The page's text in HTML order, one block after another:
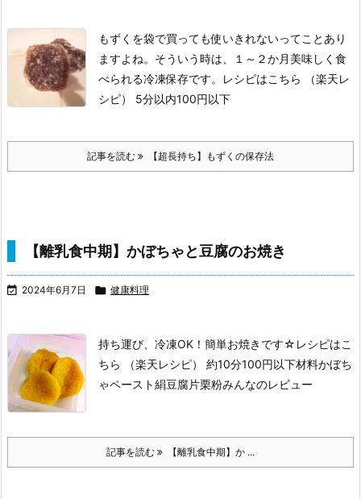
もずくを袋で買っても使いきれないってことあり
ますよね。 そういう時は、１～２か月美味しく食
べられる冷凍保存です。
レシピはこちら （楽天レ
シピ）
5分以内100円以下
記事を読む 【超長持ち】もずくの保存法
【離乳食中期】かぼちゃと豆腐のお焼き
 2024年6月7日  健康料理
持ち運び、冷凍OK！ 簡単お焼きです☆ レシピはこ
ちら （楽天レシピ）
約10分100円以下材料かぼち
ゃペースト絹豆腐片栗粉みんなのレビュー
記事を読む 【離乳食中期】か ...